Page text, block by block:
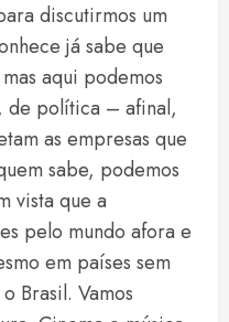
discutirmos um
já sabe que
aqui podemos
de política – afinal,
as empresas que
sabe, podemos
vista que a
pelo mundo afora e
em países sem
Brasil. Vamos